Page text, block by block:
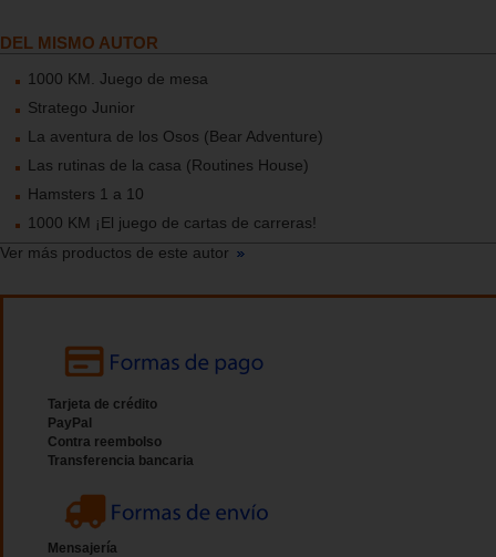
DEL MISMO AUTOR
1000 KM. Juego de mesa
Stratego Junior
La aventura de los Osos (Bear Adventure)
Las rutinas de la casa (Routines House)
Hamsters 1 a 10
1000 KM ¡El juego de cartas de carreras!
Ver más productos de este autor
Tarjeta de crédito
PayPal
Contra reembolso
Transferencia bancaria
Mensajería